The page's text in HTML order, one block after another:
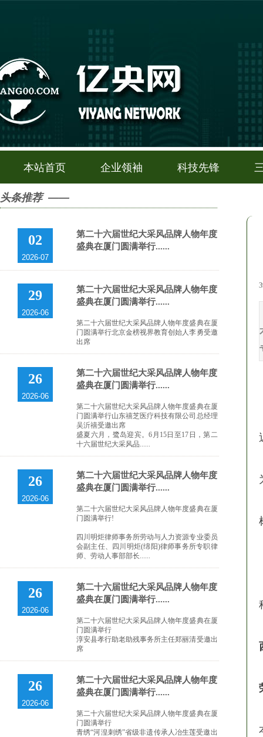
本站首页 企业领袖 科技先锋
头条推荐 ——
02
2026-07
第二十六届世纪大采风品牌人物年度
盛典在厦门圆满举行......
29
2026-06
第二十六届世纪大采风品牌人物年度
盛典在厦门圆满举行......
第二十六届世纪大采风品牌人物年度盛典在厦
门圆满举行北京金榜视界教育创始人李勇受邀
出席
26
2026-06
第二十六届世纪大采风品牌人物年度
盛典在厦门圆满举行......
第二十六届世纪大采风品牌人物年度盛典在厦
门圆满举行山东禧芝医疗科技有限公司总经理
吴沂禧受邀出席
盛夏六月，鹭岛迎宾。6月15日至17日，第二
十六届世纪大采风品......
26
2026-06
第二十六届世纪大采风品牌人物年度
盛典在厦门圆满举行......
第二十六届世纪大采风品牌人物年度盛典在厦
门圆满举行!
四川明炬律师事务所劳动与人力资源专业委员
会副主任、四川明炬(绵阳)律师事务所专职律
师、劳动人事部部长......
26
2026-06
第二十六届世纪大采风品牌人物年度
盛典在厦门圆满举行......
第二十六届世纪大采风品牌人物年度盛典在厦
门圆满举行
淳安县孝行助老助残事务所主任郑丽清受邀出
席
26
2026-06
第二十六届世纪大采风品牌人物年度
盛典在厦门圆满举行......
第二十六届世纪大采风品牌人物年度盛典在厦
门圆满举行
青绣“河湟刺绣”省级非遗传承人冶生莲受邀出